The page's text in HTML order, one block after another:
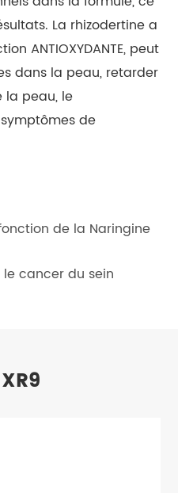
La rhizodertine a
ANTIOXYDANTE, peut
dans la peau, retarder
la peau, le
de
de la Naringine
cancer du sein